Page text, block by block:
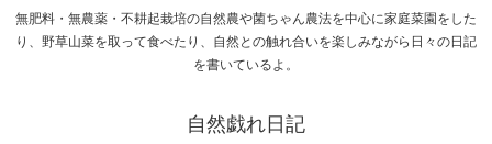
無肥料・無農薬・不耕起栽培の自然農や菌ちゃん農法を中心に家庭菜園をした
り、野草山菜を取って食べたり、自然との触れ合いを楽しみながら日々の日記
を書いているよ。
自然戯れ日記